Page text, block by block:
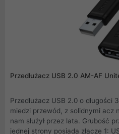
Przedłużacz USB 2.0 AM-AF
Przedłużacz USB 2.0 o długości 3M. Porządnie
miedzi przewód, z solidnymi acz
nam służył przez lata. Grubość
jednej strony posiada złącze 1: